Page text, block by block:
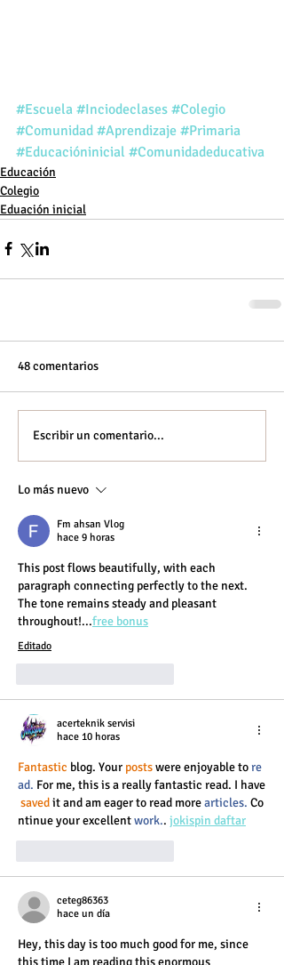
#Escuela #Inciodeclases #Colegio
#Comunidad #Aprendizaje #Primaria
#Educacióninicial #Comunidadeducativa
Educación
Colegio
Eduación inicial
48 comentarios
Escribir un comentario...
Lo más nuevo
Fm ahsan Vlog
hace 9 horas
This post flows beautifully, with each
paragraph connecting perfectly to the next.
The tone remains steady and pleasant
throughout!...free bonus
Editado
acerteknik servisi
hace 10 horas
Fantastic blog. Your posts were enjoyable to re
ad. For me, this is a really fantastic read. I have
saved it and am eager to read more articles. Co
ntinue your excellent work.. jokispin daftar
ceteg86363
hace un día
Hey, this day is too much good for me, since
this time I am reading this enormous